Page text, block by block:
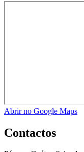
Abrir no Google Maps
Contactos